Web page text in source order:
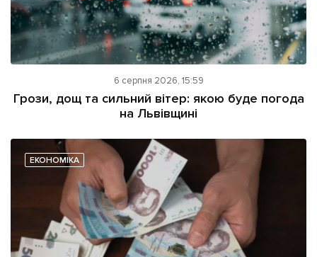
6 серпня 2026, 15:59
Грози, дощ та сильний вітер: якою буде погода
на Львівщині
ЕКОНОМІКА